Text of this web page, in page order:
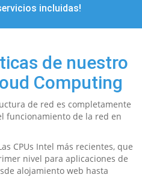
incluidas!
de nuestro
Computing
de red es completamente
funcionamiento de la red en
CPUs Intel más recientes, que
nivel para aplicaciones de
alojamiento web hasta